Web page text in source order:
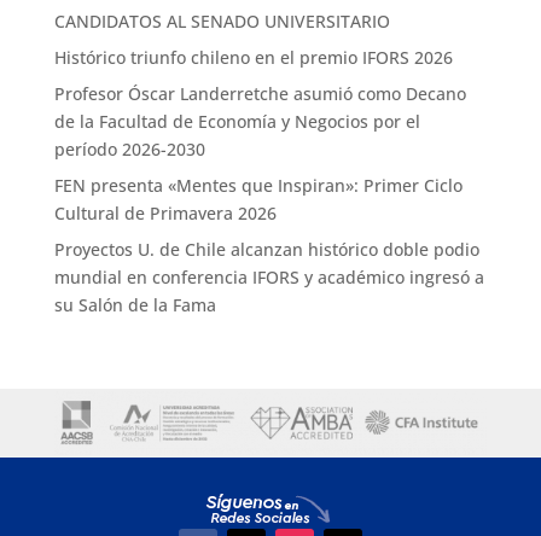
CANDIDATOS AL SENADO UNIVERSITARIO
Histórico triunfo chileno en el premio IFORS 2026
Profesor Óscar Landerretche asumió como Decano
de la Facultad de Economía y Negocios por el
período 2026-2030
FEN presenta «Mentes que Inspiran»: Primer Ciclo
Cultural de Primavera 2026
Proyectos U. de Chile alcanzan histórico doble podio
mundial en conferencia IFORS y académico ingresó a
su Salón de la Fama